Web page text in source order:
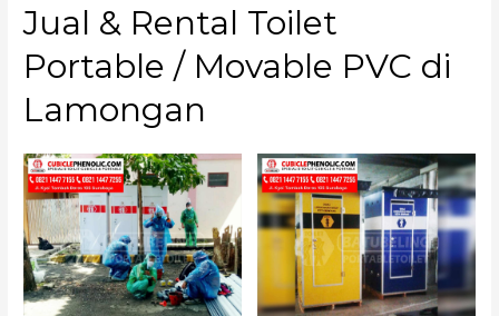
Jual & Rental Toilet
Portable / Movable PVC di
Lamongan